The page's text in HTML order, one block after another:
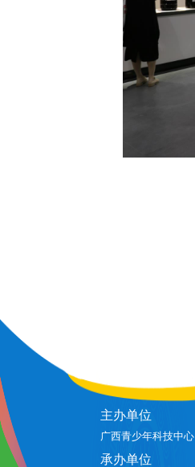
主办单位
广西青少年科技中心
承办单位